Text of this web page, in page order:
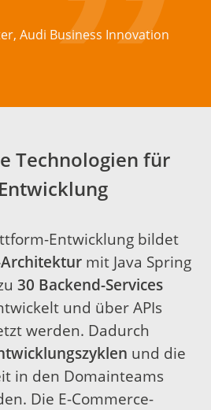
Audi Business Innovation
Technologien für
Entwicklung bildet
mit Java Spring
30 Backend-Services
und über APIs
werden. Dadurch
und die
in den Domainteams
Die E-Commerce-